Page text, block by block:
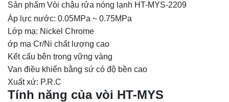
Sản phẩm Vòi chậu rửa nóng lạnh HT-MYS-2209
Áp lực nước: 0.05MPa ~ 0.75MPa
Lớp mạ: Nickel Chrome
ớp mạ Cr/Ni chất lượng cao
Kết cấu bên trong vững vàng
Van điều khiển bằng sứ có độ bền cao
Xuất xứ: P.R.C
Tính năng của vòi HT-MYS